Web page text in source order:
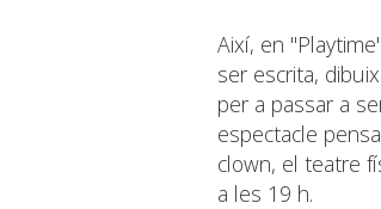
Així, en
ser escrita,
per a passar a
espectacle
clown, el teatre
a les 19 h.